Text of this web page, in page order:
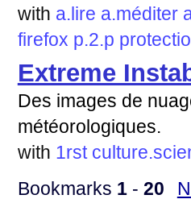
with a.lire a.méditer
firefox p.2.p
Extreme
Des images de
météorologiques.
with 1rst
Bookmarks 1- 20